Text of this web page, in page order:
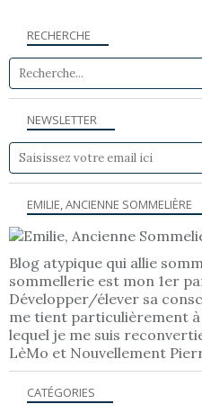
NEWSLETTER
RECHERCHE
EMILIE, ANCIENNE SOMMELIÈRE
Blog atypique qui allie
sommellerie est mon 1er
Développer/élever sa
me tient particulièrement à
lequel je me suis
LèMo et Nouvellement
CATÉGORIES